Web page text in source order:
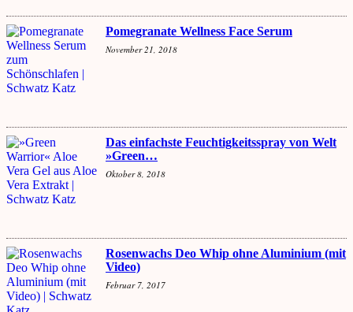
Pomegranate Wellness Face Serum
November 21, 2018
Das einfachste Feuchtigkeitsspray von Welt
»Green…
Oktober 8, 2018
Rosenwachs Deo Whip ohne Aluminium (mit
Video)
Februar 7, 2017